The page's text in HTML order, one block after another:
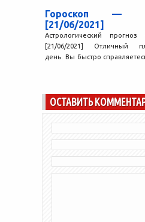
Гороскоп —
[21/06/2021]
Астрологический
[21/06/2021] Отличный
день. Вы быстро
ОСТАВИТЬ